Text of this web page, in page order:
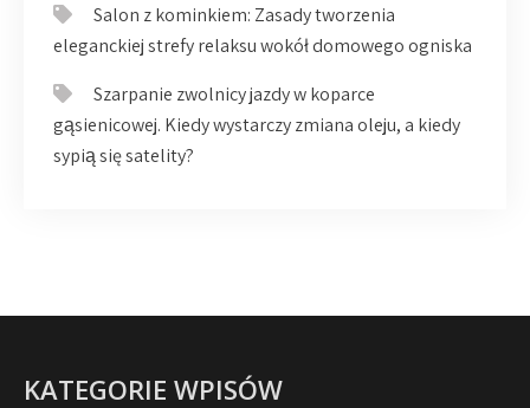
Salon z kominkiem: Zasady tworzenia
eleganckiej strefy relaksu wokół domowego ogniska
Szarpanie zwolnicy jazdy w koparce
gąsienicowej. Kiedy wystarczy zmiana oleju, a kiedy
sypią się satelity?
KATEGORIE WPISÓW